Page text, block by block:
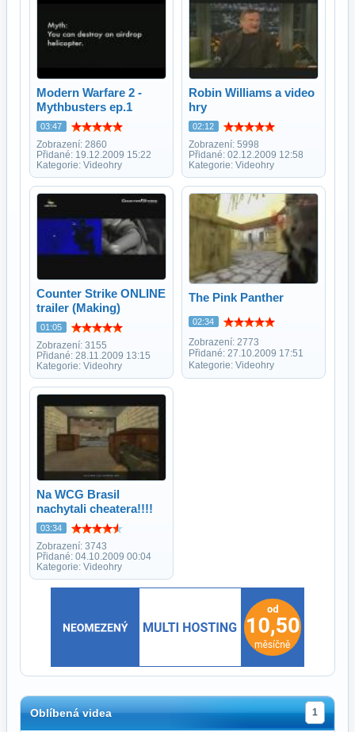
Modern Warfare 2 -
Mythbusters ep.1
03:47
Zobrazení: 2860
Přidané: 19.12.2009 15:22
Kategorie: Videohry
Robin Williams a video
hry
02:12
Zobrazení: 5998
Přidané: 02.12.2009 12:58
Kategorie: Videohry
Counter Strike ONLINE
trailer (Making)
01:05
Zobrazení: 3155
Přidané: 28.11.2009 13:15
Kategorie: Videohry
The Pink Panther
02:34
Zobrazení: 2773
Přidané: 27.10.2009 17:51
Kategorie: Videohry
Na WCG Brasil
nachytali cheatera!!!!
03:34
Zobrazení: 3743
Přidané: 04.10.2009 00:04
Kategorie: Videohry
Oblíbená videa 1